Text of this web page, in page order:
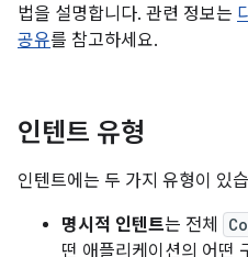
법을 설명합니다. 관련 정보는
공유를 참고하세요.
인텐트 유형
인텐트에는 두 가지 유형이 있
명시적 인텐트는 전체
떤 애플리케이션의 어떤